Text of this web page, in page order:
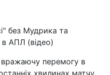
без Мудрика та
в АПЛ (відео)
вражаючу перемогу в
хвилинах матчу,